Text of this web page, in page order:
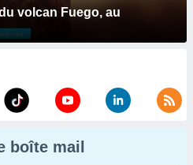
volcan Fuego, au
boîte mail